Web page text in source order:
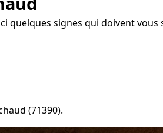
signes qui doivent vous
(71390).